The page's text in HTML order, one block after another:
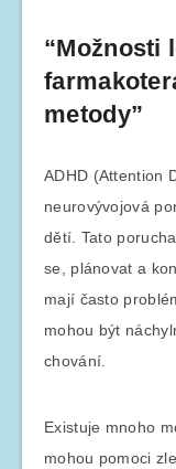
“Možnosti
metody”
ADHD (Attention
neurovývojová
dětí. Tato
se, plánovat a
mají často
mohou být
chování.
Existuje mnoho
mohou pomoci